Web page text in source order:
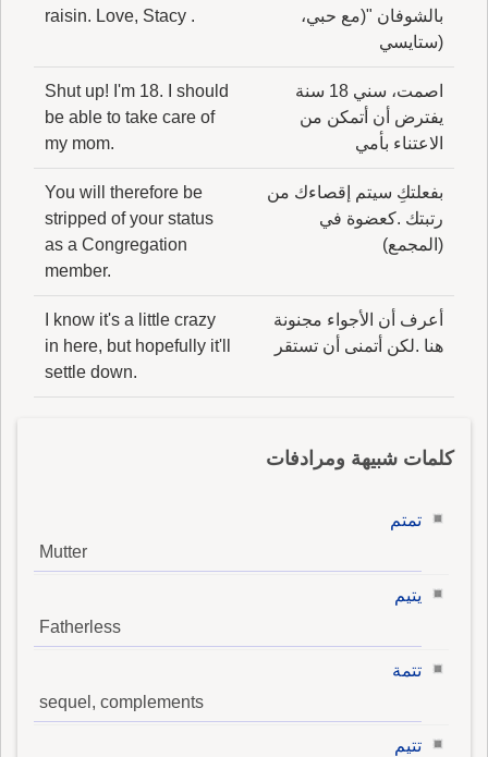
بالشوفان "(مع حبي،
(ستايسي
raisin. Love, Stacy .
اصمت، سني 18 سنة
يفترض أن أتمكن من
الاعتناء بأمي
Shut up! I'm 18. I should
be able to take care of
my mom.
بفعلتكِ سيتم إقصاءك من
رتبتك .كعضوة في
(المجمع)
You will therefore be
stripped of your status
as a Congregation
member.
أعرف أن الأجواء مجنونة
هنا .لكن أتمنى أن تستقر
I know it's a little crazy
in here, but hopefully it'll
settle down.
كلمات شبيهة ومرادفات
تمتم
Mutter
يتيم
Fatherless
تتمة
sequel, complements
تتيم